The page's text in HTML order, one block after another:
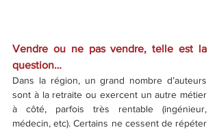
Vendre ou ne pas vendre, telle est la
question…
Dans la région, un grand nombre d’auteurs
sont à la retraite ou exercent un autre métier
à côté, parfois très rentable (ingénieur,
médecin, etc). Certains ne cessent de répéter